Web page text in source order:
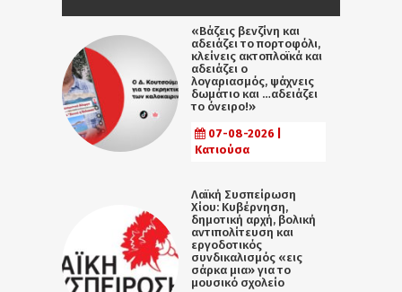
«Βάζεις βενζίνη και
αδειάζει το πορτοφόλι,
κλείνεις ακτοπλοϊκά και
αδειάζει ο
λογαριασμός, ψάχνεις
δωμάτιο και …αδειάζει
το όνειρο!»
07-08-2026 |
Κατιούσα
Λαϊκή Συσπείρωση
Χίου: Κυβέρνηση,
δημοτική αρχή, βολική
αντιπολίτευση και
εργοδοτικός
συνδικαλισμός «εις
σάρκα μια» για το
μουσικό σχολείο